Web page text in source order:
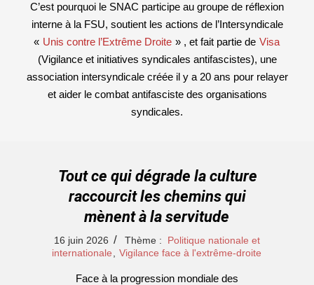
C’est pourquoi le SNAC participe au groupe de réflexion
interne à la FSU, soutient les actions de l’Intersyndicale
« Unis contre l’Extrême Droite » , et fait partie de Visa
(Vigilance et initiatives syndicales antifascistes), une
association intersyndicale créée il y a 20 ans pour relayer
et aider le combat antifasciste des organisations
syndicales.
Tout ce qui dégrade la culture
raccourcit les chemins qui
mènent à la servitude
2026-
06-
16 juin 2026 Thème :
Politique nationale et
internationale
Vigilance face à l'extrême-droite
Face à la progression mondiale des